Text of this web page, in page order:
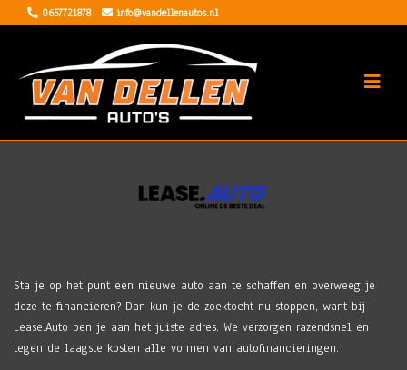
0657721878 info@vandellenautos.nl
Sta je op het punt een nieuwe auto aan te schaffen en overweeg je
deze te financieren? Dan kun je de zoektocht nu stoppen, want bij
Lease.Auto ben je aan het juiste adres. We verzorgen razendsnel en
tegen de laagste kosten alle vormen van autofinancieringen.